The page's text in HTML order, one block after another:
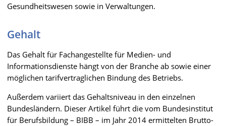
Gesundheitswesen sowie in Verwaltungen.
Gehalt
Das Gehalt für Fachangestellte für Medien- und
Informationsdienste hängt von der Branche ab sowie einer
möglichen tarifvertraglichen Bindung des Betriebs.
Außerdem variiert das Gehaltsniveau in den einzelnen
Bundesländern. Dieser Artikel führt die vom Bundesinstitut
für Berufsbildung – BIBB – im Jahr 2014 ermittelten Brutto-